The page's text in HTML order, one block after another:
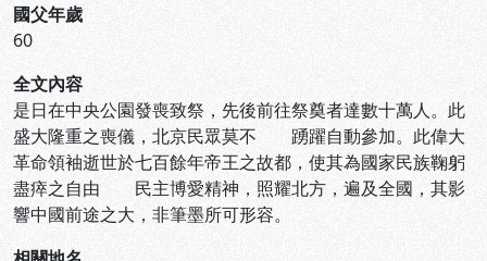
國父年歲
60
全文內容
是日在中央公園發喪致祭，先後前往祭奠者達數十萬人。此
盛大隆重之喪儀，北京民眾莫不 踴躍自動參加。此偉大
革命領袖逝世於七百餘年帝王之故都，使其為國家民族鞠躬
盡瘁之自由 民主博愛精神，照耀北方，遍及全國，其影
響中國前途之大，非筆墨所可形容。